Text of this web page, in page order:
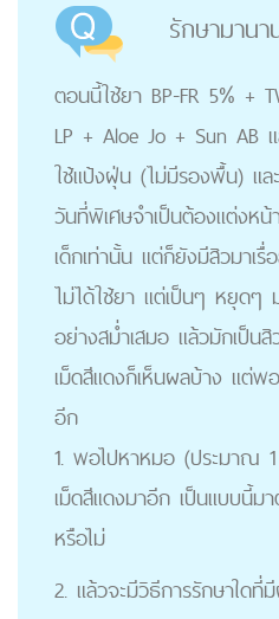
รักษามาน
ตอนนี้ใช้ยา BP-FR 5% +
LP + Aloe Jo + Sun AB
ใช้แป้งฝุ่น (ไม่มีรองพื้น) แ
วันที่พิเศษจำเป็นต้องแต่งห
เด็กเท่านั้น แต่ก็ยังมีสิวมาเ
ไม่ได้ใช้ยา แต่เป็นๆ หยุดๆ
อย่างสม่ำเสมอ แล้วมักเป็น
เม็ดสีแดงก็เห็นผลบ้าง แต่
อีก
1. พอไปหาหมอ (ประมาณ
เม็ดสีแดงมาอีก เป็นแบบนี้
หรือไม่
2. แล้วจะมีวิธีการรักษาใดที่